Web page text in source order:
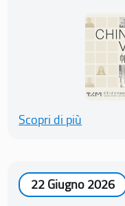
Scopri di più
22 Giugno 2026